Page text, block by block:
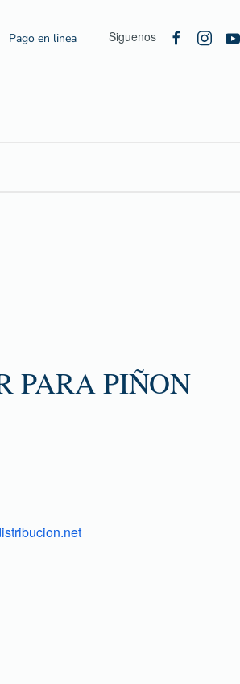
Pago en linea Siguenos
PARA PIÑON